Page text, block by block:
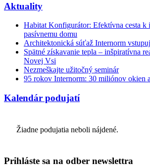
Aktuality
Habitat Konfigurátor: Efektívna cesta k
pasívnemu domu
Architektonická súťaž Internorm
Spätné získavanie tepla – inšpiratívna
Novej Vsi
Nezmeškajte užitočný seminár
95 rokov Internorm: 30 miliónov okien
Kalendár podujatí
Žiadne podujatia neboli nájdené.
Prihláste sa na odber newslettra